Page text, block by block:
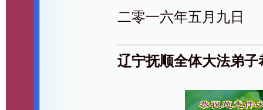
二零一六年五月九日
辽宁抚顺全体大法弟